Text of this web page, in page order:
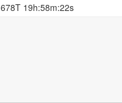
678T 19h:58m:21s